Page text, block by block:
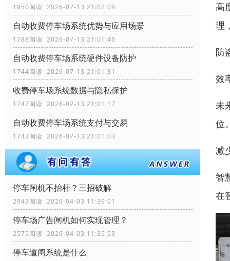
1850阅读 2026-07-13 21:02:09
自动收费停车场系统优势与应用场景
1788阅读 2026-07-13 21:01:46
自动收费停车场系统硬件设备防护
1744阅读 2026-07-13 21:01:31
收费停车场系统数据与隐私保护
1747阅读 2026-07-13 21:01:17
自动收费停车场系统支付与交易
1743阅读 2026-07-13 21:01:03
停车闸机不抬杆？三招破解
2943阅读 2026-04-03 11:39:01
停车场广告闸机如何实现管理？
2575阅读 2026-04-03 11:35:53
停车道闸系统是什么
高
理
防
效
未
位
减
智
在